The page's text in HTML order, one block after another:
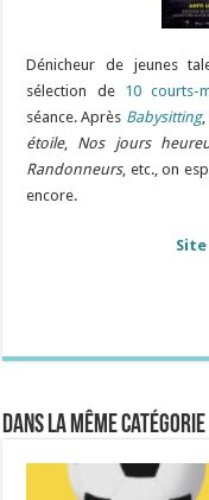
Dénicheur de jeunes
sélection de 10 courts-
séance. Après Babysitting,
étoile, Nos jours
Randonneurs, etc., on
encore.
Dans la même catégorie